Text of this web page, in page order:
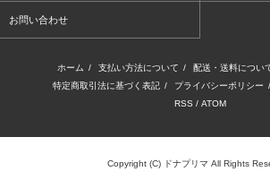
お問い合わせ
ホーム / 支払い方法について / 配送・送料につい
特定商取引法に基づく表記 / プライバシーポリシー
RSS / ATOM
Copyright (C) ドナプリマ All Rights